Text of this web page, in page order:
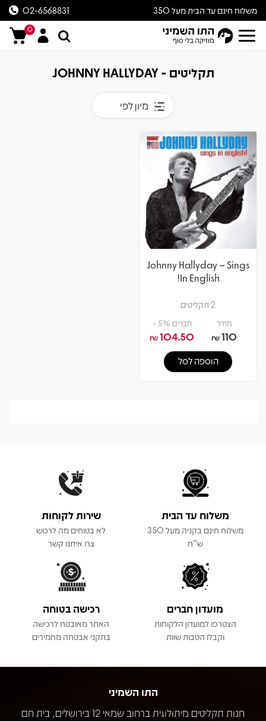
משלוח חינם עד הבית מעל 350
ש״ח
02-6568831
0
תקליטים - JOHNNY HALLYDAY
מיון לפי
Johnny Hallyday – Sings
In English!
2 תקליטים
מחיר
110
₪
חברים 5% -
104.50
₪
הוספה לסל
משלוח עד הבית
משלוח חינם בקניה מעל 350
ש"ח
שירות לקוחות
לא בטוחים מה לרכוש
צרו איתנו קשר
מועדון חברים
הצטרפו למועדון הלקוחות
וקבלו הטבות שוות
רכישה בטוחה
האתר מאובטח לרכישה
בתקני אבטחה מחמירים
התו השמיני
חנות תקליטים מיתולוגית ברחוב שמאי 12 בירושלים, בית חם